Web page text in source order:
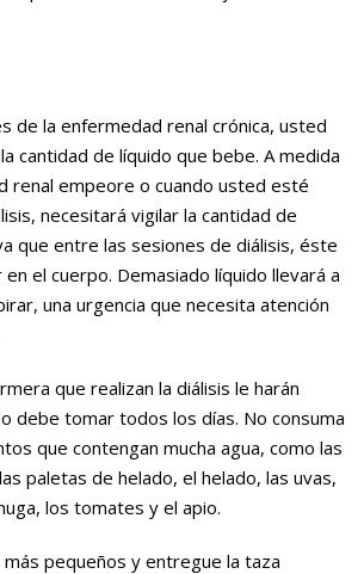
de la enfermedad renal crónica, usted
cantidad de líquido que bebe. A medida
renal empeore o cuando usted esté
necesitará vigilar la cantidad de
que entre las sesiones de diálisis, éste
el cuerpo. Demasiado líquido llevará a
una urgencia que necesita atención
que realizan la diálisis le harán
debe tomar todos los días. No consuma
que contengan mucha agua, como las
paletas de helado, el helado, las uvas,
los tomates y el apio.
pequeños y entregue la taza